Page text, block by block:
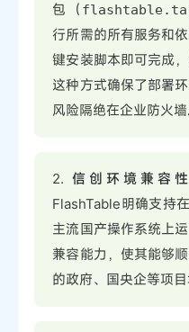
包（
行所需的所有服务和
键安装脚本即可完成
这种方式确保了部署
风险隔绝在企业防火墙
2. 信创环境兼容性
FlashTable明确支持
主流国产操作系统上
兼容能力，使其能够
的政府、国央企等项